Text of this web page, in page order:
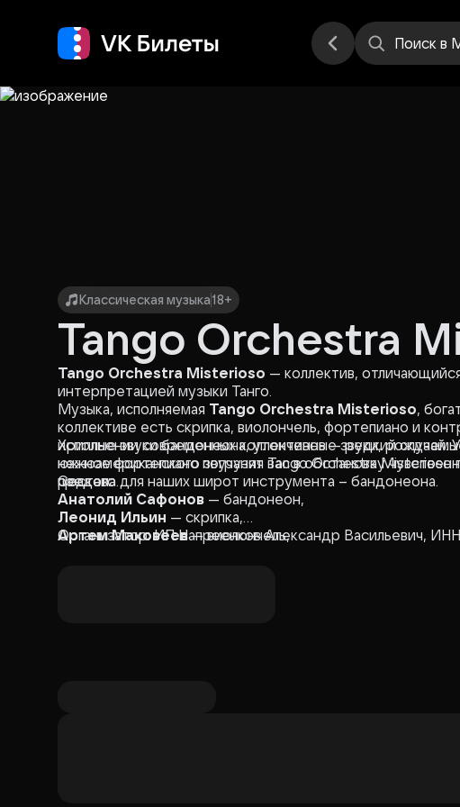
Поиск в
Классическая музыка18+
Tango Orchestra
Tango Orchestra Misterioso — коллектив,
интерпретацией музыки Танго.
Музыка, исполняемая Tango Orchestra Misterioso,
коллективе есть скрипка, виолончель, фортепиано и
исполнении современных коллективов — редкий случай.
южноамериканского звучания Tango Orchestra
редкого для наших широт инструмента – бандонеона.
Хриплые звуки бандонеона, утонченные звуки,
нежное фортепиано погрузят вас в обстановку
предела.
Состав:
Анатолий Сафонов — бандонеон,
Леонид Ильин — скрипка,
Артем Маковеев— виолончель,
Организатор: ИП Напреенков Александр Васильевич,